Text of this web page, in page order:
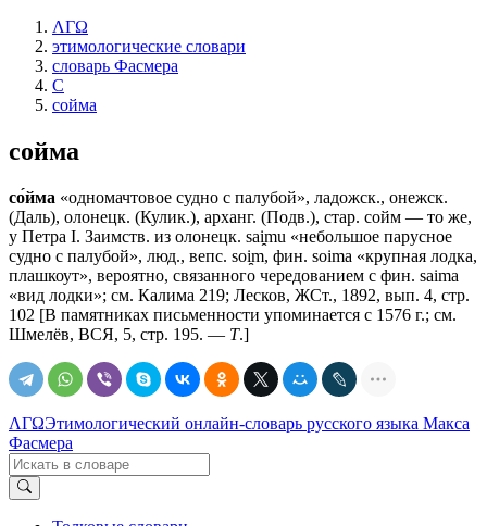
ΛΓΩ
этимологические словари
словарь Фасмера
С
сойма
сойма
со́йма «одномачтовое судно с палубой», ладожск., онежск.
(Даль), олонецк. (Кулик.), арханг. (Подв.), стар. сойм — то же,
у Петра I. Заимств. из олонецк. sai̯mu «небольшое парусное
судно с палубой», люд., вепс. soi̯m, фин. soima «крупная лодка,
плашкоут», вероятно, связанного чередованием с фин. saima
«вид лодки»; см. Калима 219; Лесков, ЖСт., 1892, вып. 4, стр.
102 [В памятниках письменности упоминается с 1576 г.; см.
Шмелёв, ВСЯ, 5, стр. 195. — Т.]
ΛΓΩЭтимологический онлайн-словарь русского языка Макса
Фасмера